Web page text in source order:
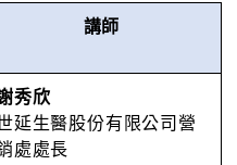
講師
秀欣
延⽣醫股份有限公司營
處處⻑